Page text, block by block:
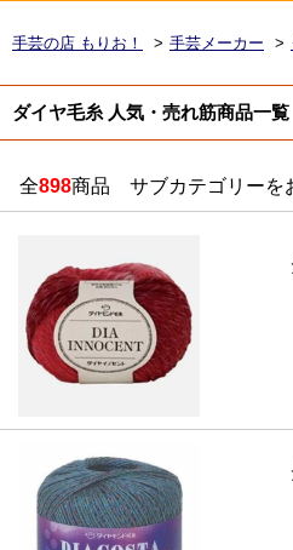
手芸の店 もりお！ > 手芸メーカー >
ダイヤ毛糸 人気・売れ筋商品一覧
全898商品 サブカテゴリーを